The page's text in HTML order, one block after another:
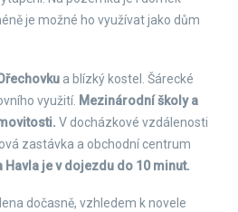
je možné ho využívat jako dům
a blízký kostel. Šárecké
využití. Mezinárodní školy a
V docházkové vzdálenosti
zastávka a obchodní centrum
Havla je v dojezdu do 10 minut.
dočasně, vzhledem k novele